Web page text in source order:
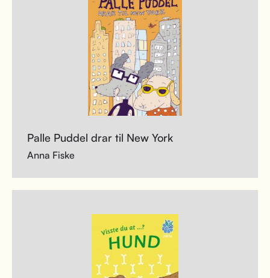
Palle Puddel drar til New York
Anna Fiske